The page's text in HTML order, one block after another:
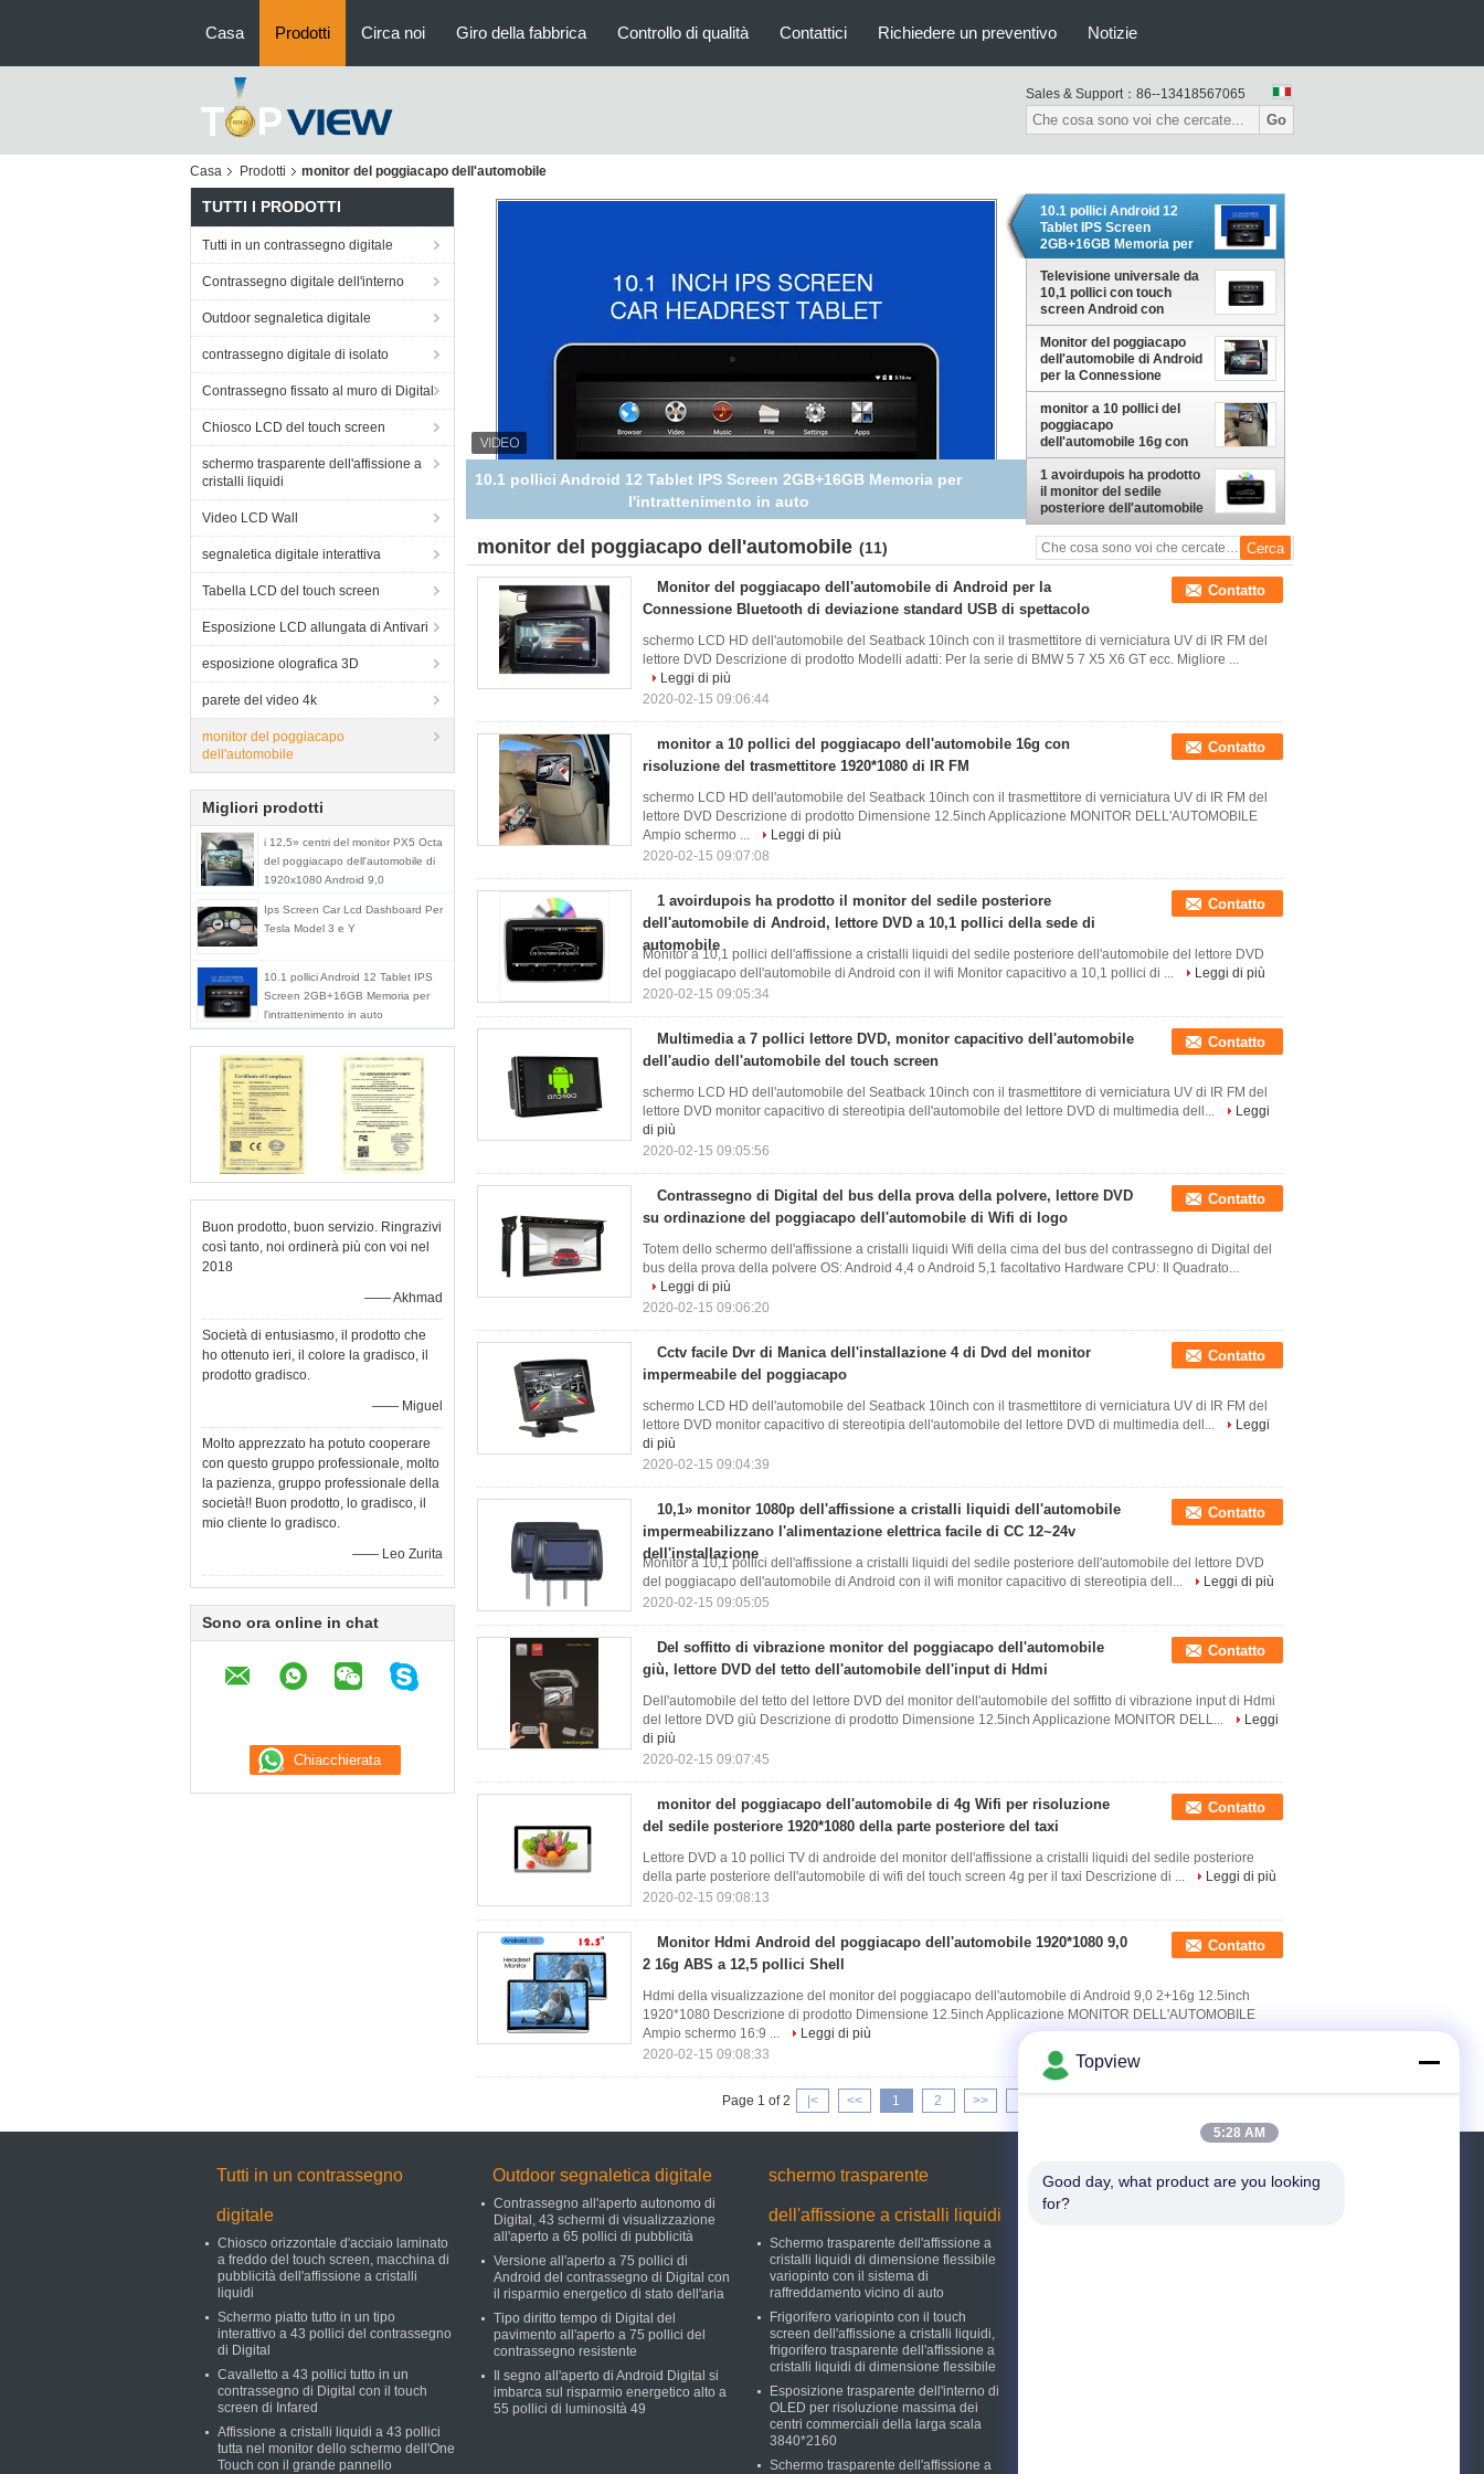
Casa Prodotti Circa noi Giro della fabbrica Controllo di qualità Contattici Richiedere un preventivo Notizie
Sales & Support： 86--13418567065
Go
Casa Prodotti monitor del poggiacapo dell'automobile
TUTTI I PRODOTTI
Tutti in un contrassegno digitale
Contrassegno digitale dell'interno
Outdoor segnaletica digitale
contrassegno digitale di isolato
Contrassegno fissato al muro di Digital
Chiosco LCD del touch screen
schermo trasparente dell'affissione a
cristalli liquidi
Video LCD Wall
segnaletica digitale interattiva
Tabella LCD del touch screen
Esposizione LCD allungata di Antivari
esposizione olografica 3D
parete del video 4k
monitor del poggiacapo
dell'automobile
Migliori prodotti
i 12,5» centri del monitor PX5 Octa
del poggiacapo dell'automobile di
1920x1080 Android 9,0
Ips Screen Car Lcd Dashboard Per
Tesla Model 3 e Y
10.1 pollici Android 12 Tablet IPS
Screen 2GB+16GB Memoria per
l'intrattenimento in auto
Buon prodotto, buon servizio. Ringrazivi
così tanto, noi ordinerà più con voi nel
2018
—— Akhmad
Società di entusiasmo, il prodotto che
ho ottenuto ieri, il colore la gradisco, il
prodotto gradisco.
—— Miguel
Molto apprezzato ha potuto cooperare
con questo gruppo professionale, molto
la pazienza, gruppo professionale della
società!! Buon prodotto, lo gradisco, il
mio cliente lo gradisco.
—— Leo Zurita
Sono ora online in chat
Televisione universale da 10,1 pollici con touch screen Android
con scheda SIM
10.1 pollici Android 12
Tablet IPS Screen
2GB+16GB Memoria per
l'intrattenimento in auto
Televisione universale da
10,1 pollici con touch
screen Android con
scheda SIM
Monitor del poggiacapo
dell'automobile di Android
per la Connessione
Bluetooth di deviazione
standard USB di
spettacolo
monitor a 10 pollici del
poggiacapo
dell'automobile 16g con
risoluzione del
trasmettitore 1920*1080
di IR FM
1 avoirdupois ha prodotto
il monitor del sedile
posteriore dell'automobile
di Android, lettore DVD a
10,1 pollici della sede di
automobile
monitor del poggiacapo dell'automobile (11)
Monitor del poggiacapo dell'automobile di Android per la
Connessione Bluetooth di deviazione standard USB di spettacolo
Contatto
schermo LCD HD dell'automobile del Seatback 10inch con il trasmettitore di verniciatura UV di IR FM del
lettore DVD Descrizione di prodotto Modelli adatti: Per la serie di BMW 5 7 X5 X6 GT ecc. Migliore ...
Leggi di più
2020-02-15 09:06:44
monitor a 10 pollici del poggiacapo dell'automobile 16g con
risoluzione del trasmettitore 1920*1080 di IR FM
Contatto
schermo LCD HD dell'automobile del Seatback 10inch con il trasmettitore di verniciatura UV di IR FM del
lettore DVD Descrizione di prodotto Dimensione 12.5inch Applicazione MONITOR DELL'AUTOMOBILE
Ampio schermo ...
Leggi di più
2020-02-15 09:07:08
1 avoirdupois ha prodotto il monitor del sedile posteriore
dell'automobile di Android, lettore DVD a 10,1 pollici della sede di
automobile
Contatto
Monitor a 10,1 pollici dell'affissione a cristalli liquidi del sedile posteriore dell'automobile del lettore DVD
del poggiacapo dell'automobile di Android con il wifi Monitor capacitivo a 10,1 pollici di ...
Leggi di più
2020-02-15 09:05:34
Multimedia a 7 pollici lettore DVD, monitor capacitivo dell'automobile
dell'audio dell'automobile del touch screen
Contatto
schermo LCD HD dell'automobile del Seatback 10inch con il trasmettitore di verniciatura UV di IR FM del
lettore DVD monitor capacitivo di stereotipia dell'automobile del lettore DVD di multimedia dell...
Leggi
di più
2020-02-15 09:05:56
Contrassegno di Digital del bus della prova della polvere, lettore DVD
su ordinazione del poggiacapo dell'automobile di Wifi di logo
Contatto
Totem dello schermo dell'affissione a cristalli liquidi Wifi della cima del bus del contrassegno di Digital del
bus della prova della polvere OS: Android 4,4 o Android 5,1 facoltativo Hardware CPU: Il Quadrato...
Leggi di più
2020-02-15 09:06:20
Cctv facile Dvr di Manica dell'installazione 4 di Dvd del monitor
impermeabile del poggiacapo
Contatto
schermo LCD HD dell'automobile del Seatback 10inch con il trasmettitore di verniciatura UV di IR FM del
lettore DVD monitor capacitivo di stereotipia dell'automobile del lettore DVD di multimedia dell...
Leggi
di più
2020-02-15 09:04:39
10,1» monitor 1080p dell'affissione a cristalli liquidi dell'automobile
impermeabilizzano l'alimentazione elettrica facile di CC 12~24v
dell'installazione
Contatto
Monitor a 10,1 pollici dell'affissione a cristalli liquidi del sedile posteriore dell'automobile del lettore DVD
del poggiacapo dell'automobile di Android con il wifi monitor capacitivo di stereotipia dell...
Leggi di più
2020-02-15 09:05:05
Del soffitto di vibrazione monitor del poggiacapo dell'automobile
giù, lettore DVD del tetto dell'automobile dell'input di Hdmi
Contatto
Dell'automobile del tetto del lettore DVD del monitor dell'automobile del soffitto di vibrazione input di Hdmi
del lettore DVD giù Descrizione di prodotto Dimensione 12.5inch Applicazione MONITOR DELL...
Leggi
di più
2020-02-15 09:07:45
monitor del poggiacapo dell'automobile di 4g Wifi per risoluzione
del sedile posteriore 1920*1080 della parte posteriore del taxi
Contatto
Lettore DVD a 10 pollici TV di androide del monitor dell'affissione a cristalli liquidi del sedile posteriore
della parte posteriore dell'automobile di wifi del touch screen 4g per il taxi Descrizione di ...
Leggi di più
2020-02-15 09:08:13
Monitor Hdmi Android del poggiacapo dell'automobile 1920*1080 9,0
2 16g ABS a 12,5 pollici Shell
Contatto
Hdmi della visualizzazione del monitor del poggiacapo dell'automobile di Android 9,0 2+16g 12.5inch
1920*1080 Descrizione di prodotto Dimensione 12.5inch Applicazione MONITOR DELL'AUTOMOBILE
Ampio schermo 16:9 ...
Leggi di più
2020-02-15 09:08:33
Page 1 of 2 |< << 1 2 >> >|
Tutti in un contrassegno
digitale
Chiosco orizzontale d'acciaio laminato
a freddo del touch screen, macchina di
pubblicità dell'affissione a cristalli
liquidi
Schermo piatto tutto in un tipo
interattivo a 43 pollici del contrassegno
di Digital
Cavalletto a 43 pollici tutto in un
contrassegno di Digital con il touch
screen di Infared
Affissione a cristalli liquidi a 43 pollici
tutta nel monitor dello schermo dell'One
Touch con il grande pannello
Outdoor segnaletica digitale
Contrassegno all'aperto autonomo di
Digital, 43 schermi di visualizzazione
all'aperto a 65 pollici di pubblicità
Versione all'aperto a 75 pollici di
Android del contrassegno di Digital con
il risparmio energetico di stato dell'aria
Tipo diritto tempo di Digital del
pavimento all'aperto a 75 pollici del
contrassegno resistente
Il segno all'aperto di Android Digital si
imbarca sul risparmio energetico alto a
55 pollici di luminosità 49
schermo trasparente
dell'affissione a cristalli liquidi
Schermo trasparente dell'affissione a
cristalli liquidi di dimensione flessibile
variopinto con il sistema di
raffreddamento vicino di auto
Frigorifero variopinto con il touch
screen dell'affissione a cristalli liquidi,
frigorifero trasparente dell'affissione a
cristalli liquidi di dimensione flessibile
Esposizione trasparente dell'interno di
OLED per risoluzione massima dei
centri commerciali della larga scala
3840*2160
Schermo trasparente dell'affissione a
Richiedere un preventivo
Topview
5:28 AM
Good day, what product are you looking
for?